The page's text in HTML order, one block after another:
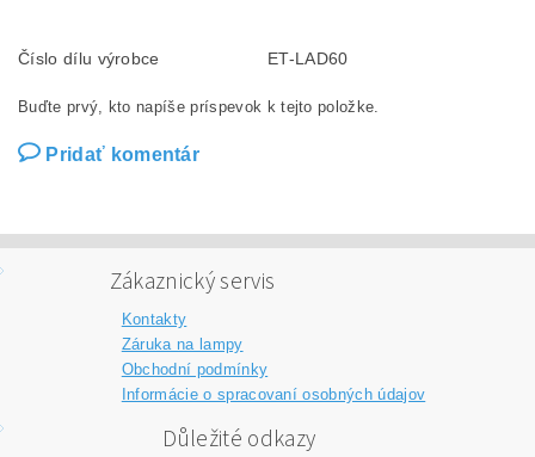
Číslo dílu výrobce ET-LAD60
Buďte prvý, kto napíše príspevok k tejto položke.
Pridať komentár
Zákaznický servis
Kontakty
Záruka na lampy
Obchodní podmínky
Informácie o spracovaní osobných údajov
Důležité odkazy